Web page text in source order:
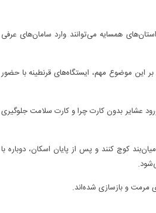
کاهش ظرفیت مراتع گفت: امسال تنها ۱۵۰ هزار رأس دام از استان‌های همسایه می‌توانند وارد سامان‌های عرفی
این موضوع مهم، ایستگاه‌های قرنطینه با حضور
عشایر بدون کارت چرا و کارت سلامت جلوگیری
کوچ کنند و پس از پایان اسکان، دوباره با